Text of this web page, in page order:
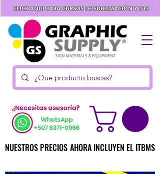
CLICK AQUI PARA CURSOS DE SUBLIMACIÓN Y DTF
NUESTROS PRECIOS AHORA INCLUYEN EL ITBMS
NUESTROS PRECIOS AHORA INCLUYEN EL ITBMS